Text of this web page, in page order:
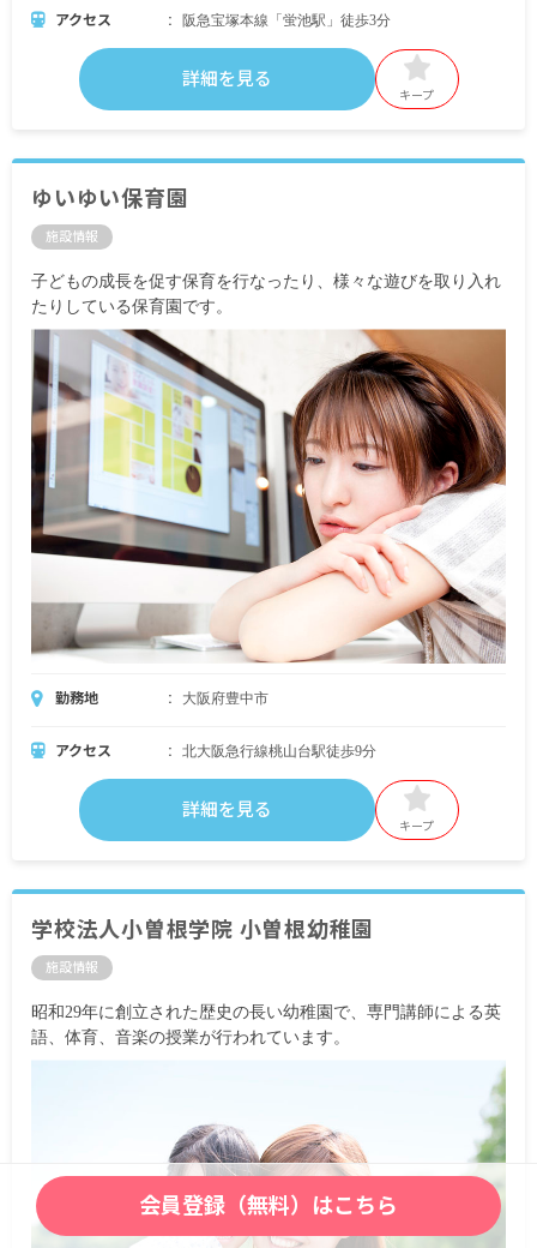
アクセス 阪急宝塚本線「蛍池駅」徒歩3分
詳細を見る
キープ
ゆいゆい保育園
施設情報
子どもの成長を促す保育を行なったり、様々な遊びを取り入れ
たりしている保育園です。
勤務地 大阪府豊中市
アクセス 北大阪急行線桃山台駅徒歩9分
詳細を見る
キープ
学校法人小曽根学院 小曽根幼稚園
施設情報
昭和29年に創立された歴史の長い幼稚園で、専門講師による英
語、体育、音楽の授業が行われています。
会員登録（無料）はこちら